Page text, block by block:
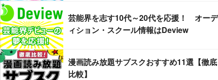
芸能界を志す10代～20代を応援！ オーデ
ィション・スクール情報はDeview
漫画読み放題サブスクおすすめ11選【徹底
比較】